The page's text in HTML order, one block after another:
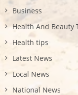
Business
Health And Beauty
Health tips
Latest News
Local News
National News